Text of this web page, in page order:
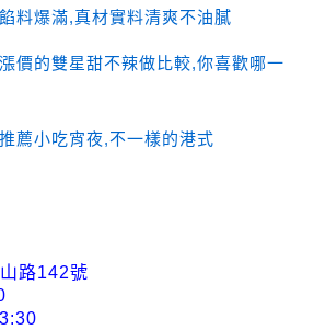
料爆滿,真材實料清爽不油膩
價的雙星甜不辣做比較,你喜歡哪一
薦小吃宵夜,不一樣的港式
路142號